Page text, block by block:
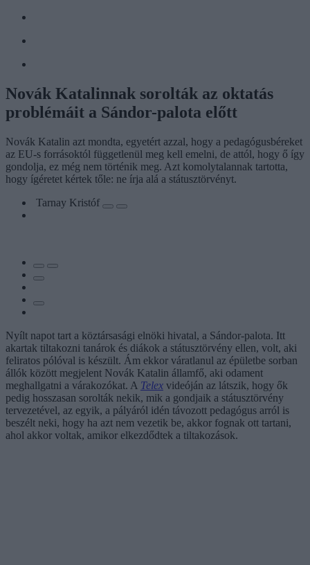
Novák Katalinnak sorolták az oktatás
problémáit a Sándor-palota előtt
Novák Katalin azt mondta, egyetért azzal, hogy a pedagógusbéreket
az EU-s forrásoktól függetlenül meg kell emelni, de attól, hogy ő így
gondolja, ez még nem történik meg. Azt komolytalannak tartotta,
hogy ígéretet kértek tőle: ne írja alá a státusztörvényt.
Tarnay Kristóf
Nyílt napot tart a köztársasági elnöki hivatal, a Sándor-palota. Itt
akartak tiltakozni tanárok és diákok a státusztörvény ellen, volt, aki
feliratos pólóval is készült. Ám ekkor váratlanul az épületbe sorban
állók között megjelent Novák Katalin államfő, aki odament
meghallgatni a várakozókat. A Telex videóján az látszik, hogy ők
pedig hosszasan sorolták nekik, mik a gondjaik a státusztörvény
tervezetével, az egyik, a pályáról idén távozott pedagógus arról is
beszélt neki, hogy ha azt nem vezetik be, akkor fognak ott tartani,
ahol akkor voltak, amikor elkezdődtek a tiltakozások.